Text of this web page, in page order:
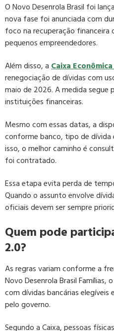
O Novo Desenrola Brasil foi
nova fase foi anunciada com
foco na recuperação financeira
pequenos empreendedores.
Além disso, aCaixa
renegociação de dívidas com
maio de 2026. A medida
instituições financeiras.
Mesmo com essas datas, a
conforme banco, tipo de dívida
isso, o melhor caminho é
foi contratado.
Essa etapa evita perda de
Quando o assunto envolve
oficiais devem ser sempre
Quem pode
2.0?
As regras variam conforme a
Novo Desenrola Brasil
com dívidas bancárias
pelo governo.
Segundo a Caixa, pessoas